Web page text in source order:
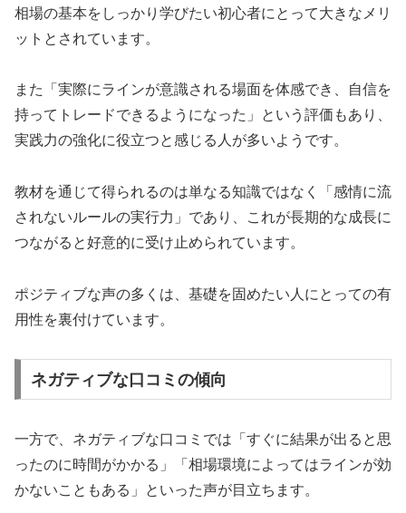
相場の基本をしっかり学びたい初心者にとって大きなメリ
ットとされています。
また「実際にラインが意識される場面を体感でき、自信を
持ってトレードできるようになった」という評価もあり、
実践力の強化に役立つと感じる人が多いようです。
教材を通じて得られるのは単なる知識ではなく「感情に流
されないルールの実行力」であり、これが長期的な成長に
つながると好意的に受け止められています。
ポジティブな声の多くは、基礎を固めたい人にとっての有
用性を裏付けています。
ネガティブな口コミの傾向
一方で、ネガティブな口コミでは「すぐに結果が出ると思
ったのに時間がかかる」「相場環境によってはラインが効
かないこともある」といった声が目立ちます。